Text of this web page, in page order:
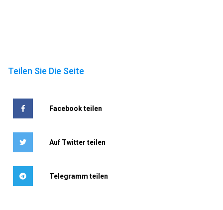
Teilen Sie Die Seite
Facebook teilen
Auf Twitter teilen
Telegramm teilen